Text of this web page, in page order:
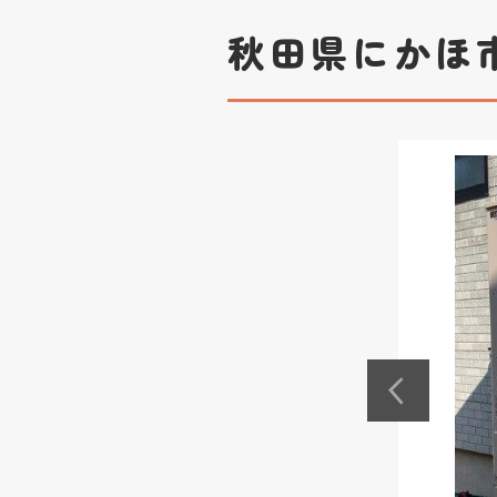
秋田県にか